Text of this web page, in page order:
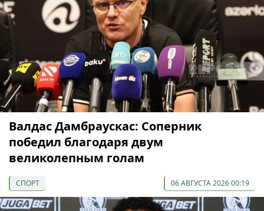
Валдас Дамбраускас: Соперник
победил благодаря двум
великолепным голам
СПОРТ 06 АВГУСТА 2026 00:19